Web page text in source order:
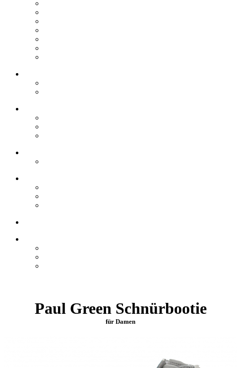
Paul Green Schnürbootie
für Damen